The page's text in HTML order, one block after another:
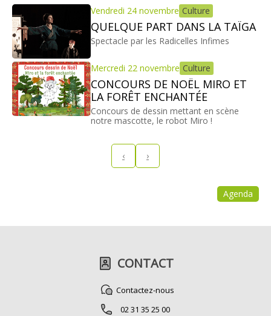
Vendredi 24 novembre Culture
QUELQUE PART DANS LA TAÏGA
Spectacle par les Radicelles Infimes
Mercredi 22 novembre Culture
CONCOURS DE NOËL MIRO ET
LA FORÊT ENCHANTÉE
Concours de dessin mettant en scène
notre mascotte, le robot Miro !
‹ ›
Agenda
CONTACT
Contactez-nous
02 31 35 25 00